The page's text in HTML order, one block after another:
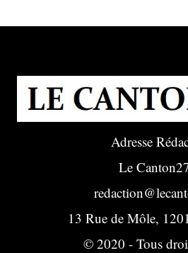
Adresse
Le
13 Rue de Môle,
© 2020 - Tous